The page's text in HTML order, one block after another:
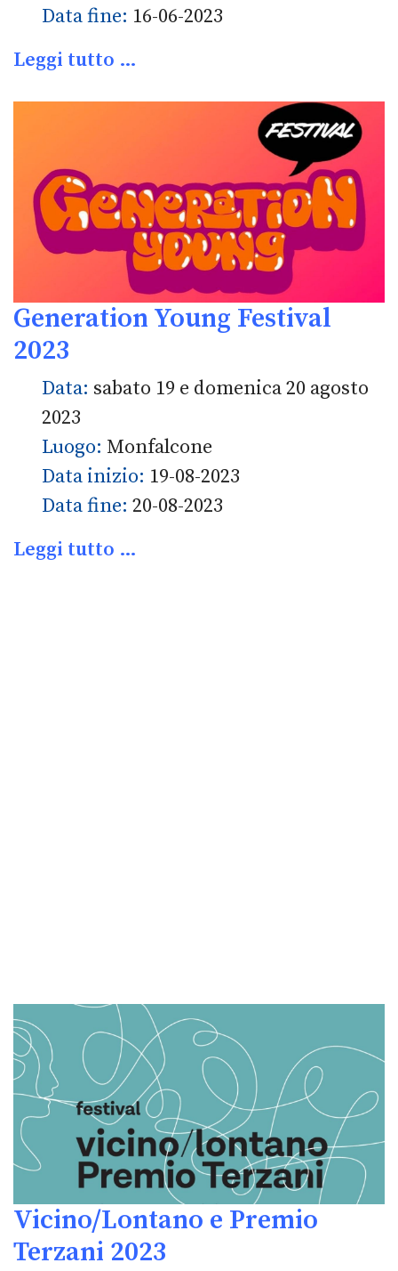
Data fine: 16-06-2023
Leggi tutto …
Generation Young Festival
2023
Data: sabato 19 e domenica 20 agosto
2023
Luogo: Monfalcone
Data inizio: 19-08-2023
Data fine: 20-08-2023
Leggi tutto …
Vicino/Lontano e Premio
Terzani 2023